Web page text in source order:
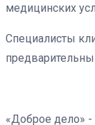
медицинских
Специалисты
«Доброе дело»